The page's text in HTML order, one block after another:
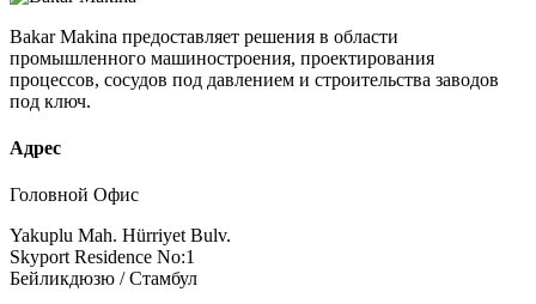
Bakar Makina предоставляет решения в области
промышленного машиностроения, проектирования
процессов, сосудов под давлением и строительства заводов
под ключ.
Адрес
Головной Офис
Yakuplu Mah. Hürriyet Bulv.
Skyport Residence No:1
Бейликдюзю / Стамбул